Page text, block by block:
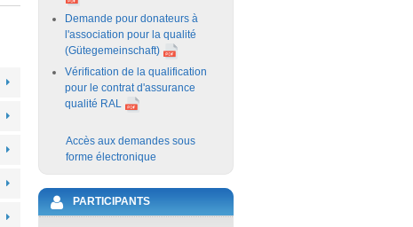
Demande pour donateurs à
l'association pour la qualité
(Gütegemeinschaft)
Vérification de la qualification
pour le contrat d'assurance
qualité RAL
Accès aux demandes sous
forme électronique
PARTICIPANTS